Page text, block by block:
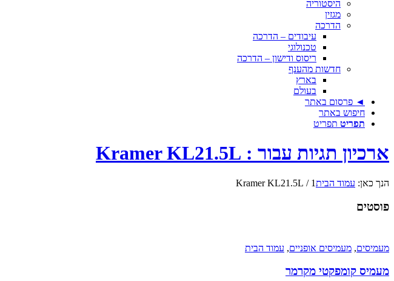
היסטוריה
מגזין
הדרכה
עיבודים – הדרכה
טכנולוגי
ריסוס ודישון – הדרכה
חדשות מהענף
בארץ
בעולם
◄ פרסום באתר
חיפוש באתר
תפריט תפריט
ארכיון תגיות עבור : Kramer KL21.5L
הנך כאן: עמוד הבית1
/
Kramer KL21.5L
פוסטים
מעמיסים, מעמיסים אופניים, עמוד הבית
מעמיס קומפקטי מקרמר